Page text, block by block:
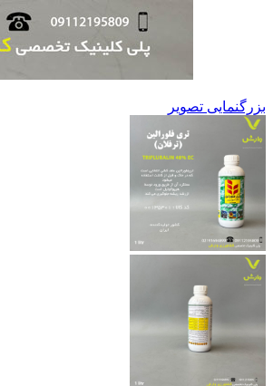
بزرگنمایی تصویر